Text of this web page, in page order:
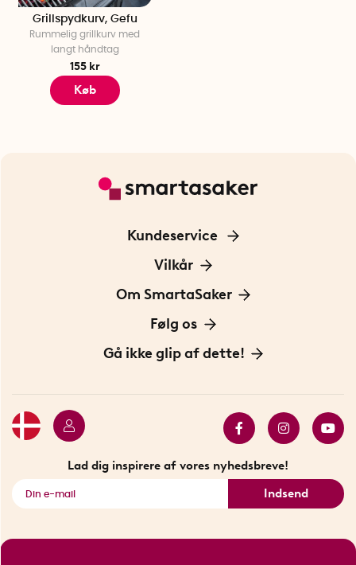
Grillspydkurv, Gefu
Rummelig grillkurv med
langt håndtag
155 kr
Køb
Kundeservice
Kontakt os
Vilkår
Information om cookies
Privatlivspolitik
Om SmartaSaker
Om os
Vores historie
Følg os
Opfindere
Gå ikke glip af dette!
Se alle smarte produkter
Lad dig inspirere af vores nyhedsbreve!
Indsend